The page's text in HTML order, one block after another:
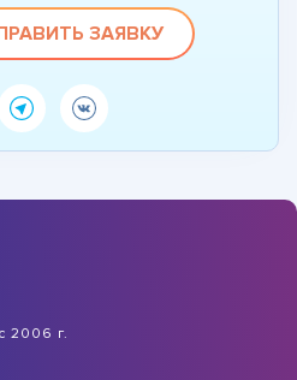
ЗАЯВКУ
2006 г.